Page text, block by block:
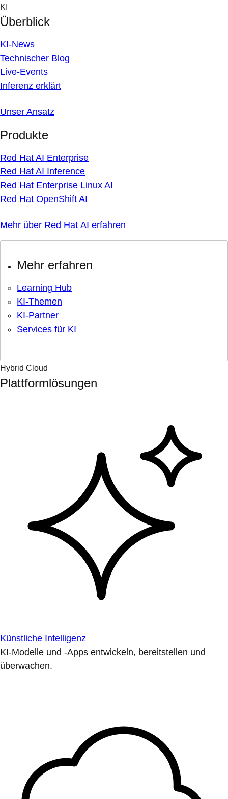
Skip
to
content
KI
Überblick
KI-News
Technischer Blog
Live-Events
Inferenz erklärt
Unser Ansatz
Produkte
Red Hat AI Enterprise
Red Hat AI Inference
Red Hat Enterprise Linux AI
Red Hat OpenShift AI
Mehr über Red Hat AI erfahren
Mehr erfahren
Learning Hub
KI-Themen
KI-Partner
Services für KI
Hybrid Cloud
Plattformlösungen
Künstliche Intelligenz
KI-Modelle und -Apps entwickeln, bereitstellen und
überwachen.